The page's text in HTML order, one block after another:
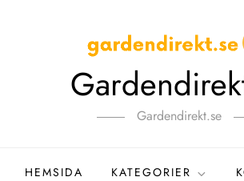
Gardendirekt.se
HEMSIDA KATEGORIER